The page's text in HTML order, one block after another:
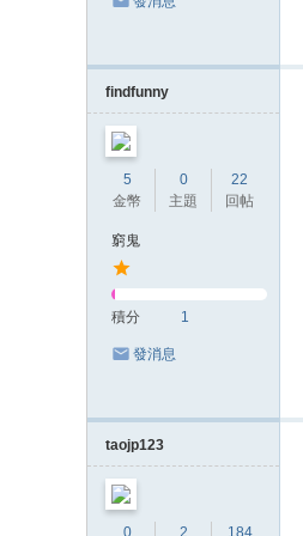
findfunny
5
金幣
0
主題
22
回帖
窮鬼
積分 1
發消息
taojp123
0
2
184